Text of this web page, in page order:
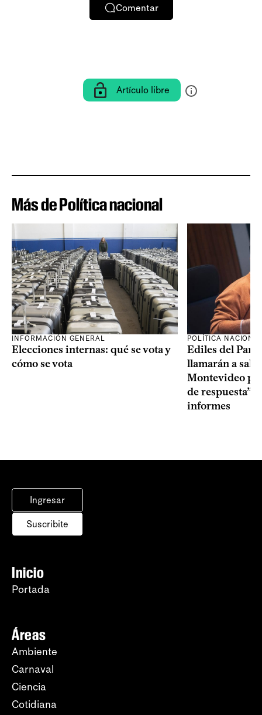
Comentar
Artículo libre
Más de Política nacional
INFORMACIÓN GENERAL
Elecciones internas: qué se vota y
cómo se vota
POLÍTICA
Ediles del
llamarán a sala
Montevideo
de respuesta”
informes
Ingresar
Suscribite
Inicio
Portada
Áreas
Ambiente
Carnaval
Ciencia
Cotidiana